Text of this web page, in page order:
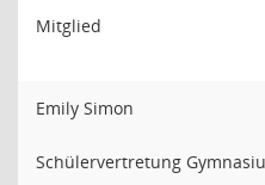
Mitglied
Emily Simon
Schülervertretung